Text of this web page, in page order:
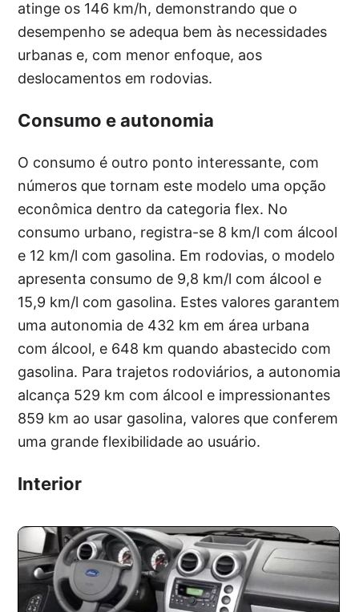
atinge os 146 km/h, demonstrando que o
desempenho se adequa bem às necessidades
urbanas e, com menor enfoque, aos
deslocamentos em rodovias.
Consumo e autonomia
O consumo é outro ponto interessante, com
números que tornam este modelo uma opção
econômica dentro da categoria flex. No
consumo urbano, registra-se 8 km/l com álcool
e 12 km/l com gasolina. Em rodovias, o modelo
apresenta consumo de 9,8 km/l com álcool e
15,9 km/l com gasolina. Estes valores garantem
uma autonomia de 432 km em área urbana
com álcool, e 648 km quando abastecido com
gasolina. Para trajetos rodoviários, a autonomia
alcança 529 km com álcool e impressionantes
859 km ao usar gasolina, valores que conferem
uma grande flexibilidade ao usuário.
Interior